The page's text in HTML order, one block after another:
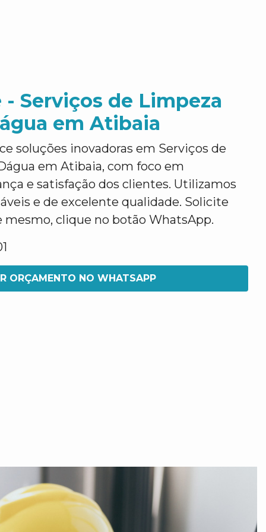
Serviços de Limpeza
em Atibaia
soluções inovadoras em Serviços de
em Atibaia, com foco em
e satisfação dos clientes. Utilizamos
e de excelente qualidade. Solicite
clique no botão WhatsApp.
ORÇAMENTO NO WHATSAPP